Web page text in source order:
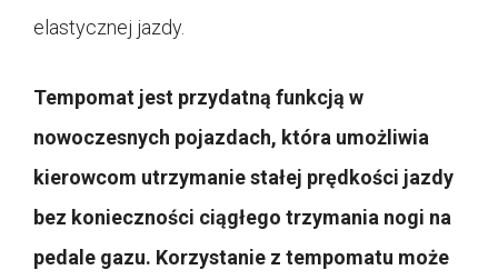
elastycznej jazdy.
Tempomat jest przydatną funkcją w
nowoczesnych pojazdach, która umożliwia
kierowcom utrzymanie stałej prędkości jazdy
bez konieczności ciągłego trzymania nogi na
pedale gazu. Korzystanie z tempomatu może